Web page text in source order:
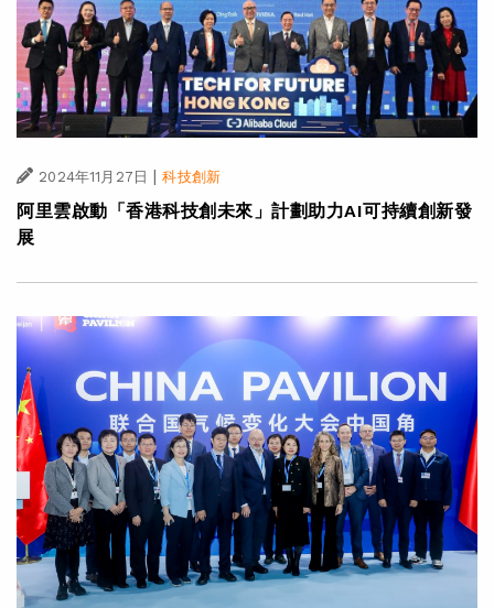
2024年11月27日 | 科技創新
阿里雲啟動「香港科技創未來」計劃助力AI可持續創新發
展